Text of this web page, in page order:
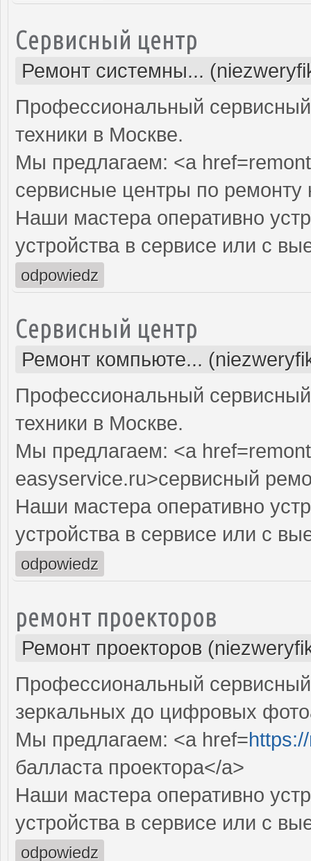
Сервисный центр
Ремонт системны...
Профессиональный
техники в Москве.
Мы предлагаем: <a
сервисные центры по ремонту
Наши мастера оперативно
устройства в сервисе или с
odpowiedz
Сервисный центр
Ремонт компьюте...
Профессиональный
техники в Москве.
Мы предлагаем: <a
easyservice.ru>сервисный
Наши мастера оперативно
устройства в сервисе или с
odpowiedz
ремонт проекторов
Ремонт проекторов
Профессиональный
зеркальных до цифровых
Мы предлагаем: <a href=
балласта проектора</a>
Наши мастера оперативно
устройства в сервисе или с
odpowiedz